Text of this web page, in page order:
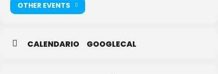
OTHER EVENTS
CALENDARIO GOOGLECAL